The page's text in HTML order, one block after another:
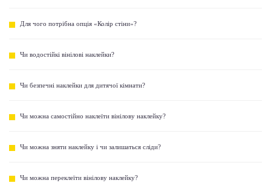
Для чого потрібна опція «Колір стіни»?
Чи водостійкі вінілові наклейки?
Чи безпечні наклейки для дитячої кімнати?
Чи можна самостійно наклеїти вінілову наклейку?
Чи можна зняти наклейку і чи залишаться сліди?
Чи можна переклеїти вінілову наклейку?